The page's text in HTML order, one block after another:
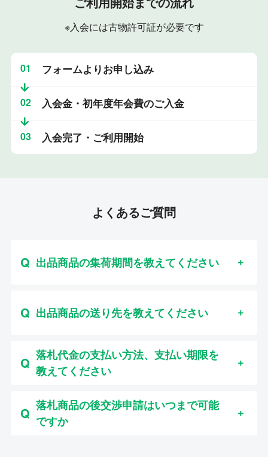
※入会には古物許可証が必要です
01 フォームよりお申し込み
02 入会金・初年度年会費のご入金
03 入会完了・ご利用開始
よくあるご質問
出品商品の集荷期間を教えてください
出品商品の送り先を教えてください
落札代金の支払い方法、支払い期限を
教えてください
落札商品の後交渉申請はいつまで可能
ですか